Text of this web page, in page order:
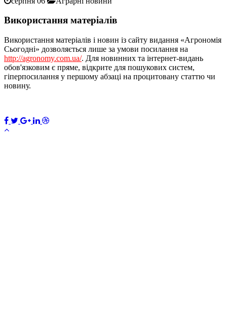
Використання матеріалів
Використання матеріалів і новин із сайту видання «Агрономія
Сьогодні» дозволяється лише за умови посилання на
http://agronomy.com.ua/. Для новинних та інтернет-видань
обов'язковим є пряме, відкрите для пошукових систем,
гіперпосилання у першому абзаці на процитовану статтю чи
новину.